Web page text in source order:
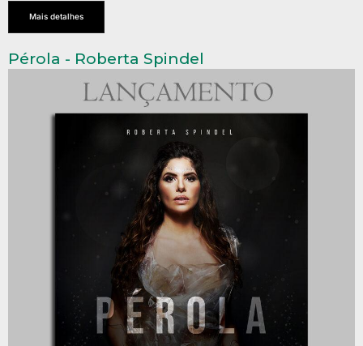
Mais detalhes
Pérola - Roberta Spindel